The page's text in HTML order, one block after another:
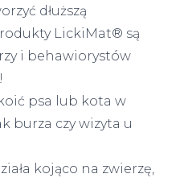
dłuższą
LickiMat® są
i behawiorystów
psa lub kota w
burza czy wizyta u
kojąco na zwierzę,